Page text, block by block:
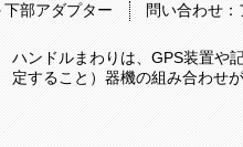
部アダプター 問い合わせ
ハンドルまわりは、GPS装置や
定すること）器機の組み合わせ